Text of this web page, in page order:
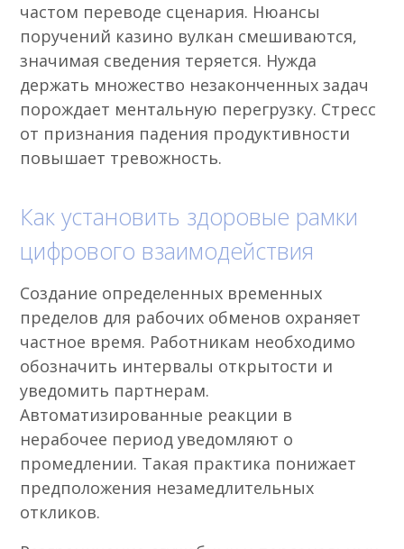
частом переводе сценария. Нюансы
поручений казино вулкан смешиваются,
значимая сведения теряется. Нужда
держать множество незаконченных задач
порождает ментальную перегрузку. Стресс
от признания падения продуктивности
повышает тревожность.
Как установить здоровые рамки
цифрового взаимодействия
Создание определенных временных
пределов для рабочих обменов охраняет
частное время. Работникам необходимо
обозначить интервалы открытости и
уведомить партнерам.
Автоматизированные реакции в
нерабочее период уведомляют о
промедлении. Такая практика понижает
предположения незамедлительных
откликов.